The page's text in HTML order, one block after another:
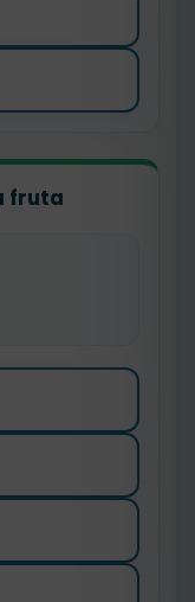
fruta